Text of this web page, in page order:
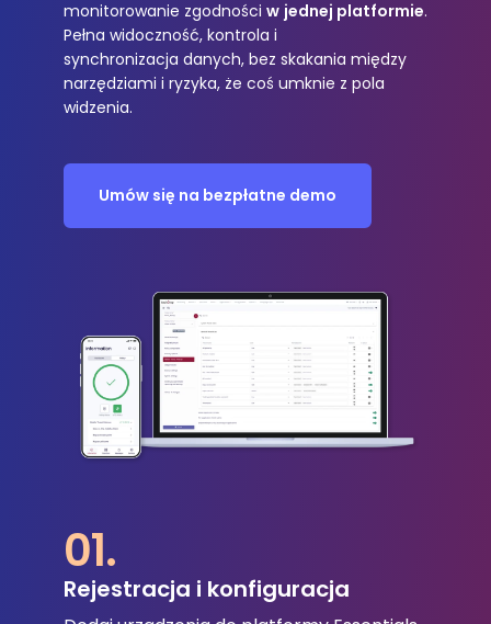
monitorowanie zgodności w jednej platformie.
Pełna widoczność, kontrola i
synchronizacja danych, bez skakania między
narzędziami i ryzyka, że coś umknie z pola
widzenia.
Umów się na bezpłatne demo
01.
Rejestracja i konfiguracja